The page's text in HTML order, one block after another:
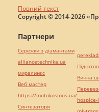
Повний текст
Copyright © 2014-2026
Партнери
Сережки з діамантами
alliancetechnika.ua
миралинкс
Веб мастер
https://motokosmos.ua/
Синтезатори
Винна